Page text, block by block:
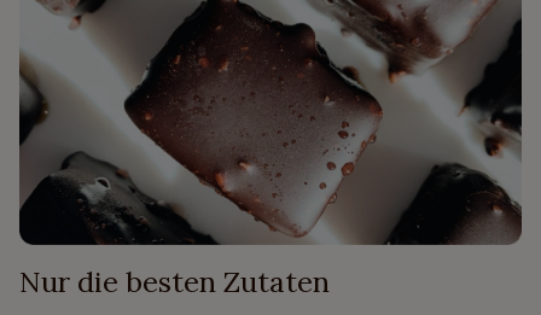
Nur die besten Zutaten